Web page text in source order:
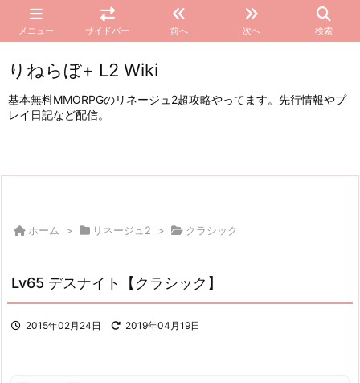
メニュー サイドバー 前へ 次へ 検索
りねらぼ+ L2 Wiki
基本無料MMORPGのリネージュ2超攻略やってます。先行情報やプ
レイ日記など配信。
ホーム > リネージュ2 > クラシック
Lv65 デスナイト【クラシック】
2015年02月24日 2019年04月19日